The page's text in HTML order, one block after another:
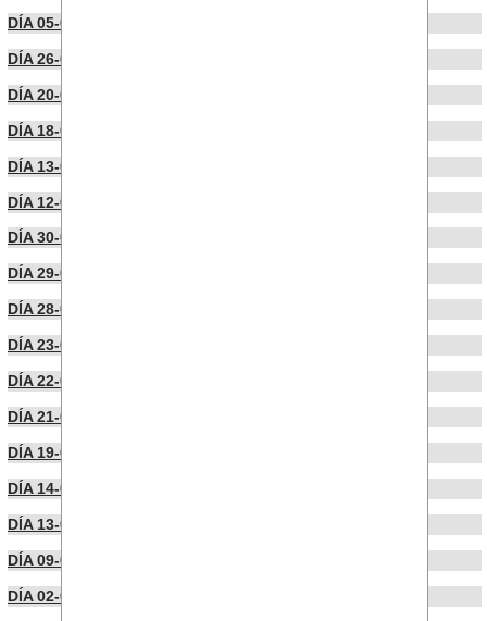
DÍA 05-03-2026
DÍA 26-02-2026
DÍA 20-02-2026
DÍA 18-02-2026
DÍA 13-02-2026
DÍA 12-02-2026
DÍA 30-01-2026
DÍA 29-01-2026
DÍA 28-01-2026
DÍA 23-01-2026
DÍA 22-01-2026
DÍA 21-01-2026
DÍA 19-01-2026
DÍA 14-01-2026
DÍA 13-01-2026
DÍA 09-01-2026
DÍA 02-01-2026